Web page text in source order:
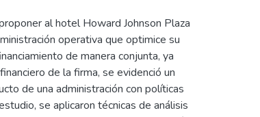
al hotel Howard Johnson Plaza
operativa que optimice su
de manera conjunta, ya
de la firma, se evidenció un
de una administración con políticas
se aplicaron técnicas de análisis